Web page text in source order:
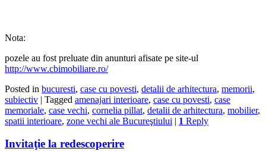
Nota:
pozele au fost preluate din anunturi afisate pe site-ul
http://www.cbimobiliare.ro/
Posted in bucuresti, case cu povesti, detalii de arhitectura, memorii,
subiectiv | Tagged amenajari interioare, case cu povesti, case
memoriale, case vechi, cornelia pillat, detalii de arhitectura, mobilier,
spatii interioare, zone vechi ale Bucureştiului | 1 Reply
Invitaţie la redescoperire